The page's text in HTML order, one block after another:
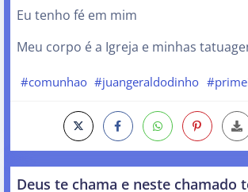
Eu tenho fé em mim
Meu corpo é a Igreja e minhas
#comunhao #juangeraldodinho
Deus te chama e neste chamado